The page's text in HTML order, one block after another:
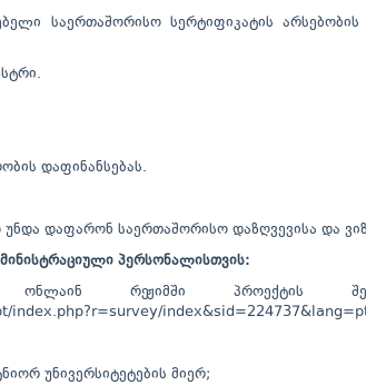
საერთაშორისო სერტიფიკატის არსებობის
დაფინანსებას.
უნდა დაფარონ საერთაშორისო დაზღვევისა და
პერსონალისთვის:
ონლაინ რეჟიმში პროექტის
index.php?r=survey/
უნივერსიტეტების მიერ;